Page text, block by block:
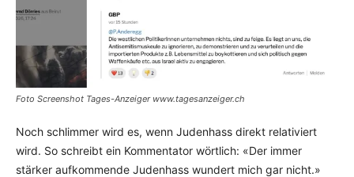
Foto Screenshot Tages-Anzeiger www.tagesanzeiger.ch
Noch schlimmer wird es, wenn Judenhass direkt relativiert
wird. So schreibt ein Kommentator wörtlich: «Der immer
stärker aufkommende Judenhass wundert mich gar nicht.»